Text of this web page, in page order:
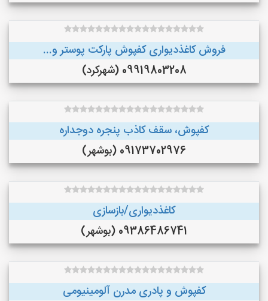
فروش کاغذدیواری کفپوش پارکت پوستر و...
09919803208 (شهرکرد)
کفپوش، سقف کاذب پنجره دوجداره
09173702976 (بوشهر)
کاغذدیواری/بازسازی
09386486741 (بوشهر)
کفپوش و پادری مدرن آلومینیومی